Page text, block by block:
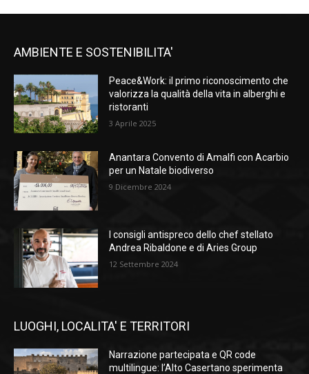
AMBIENTE E SOSTENIBILITA'
Peace&Work: il primo riconoscimento che
valorizza la qualità della vita in alberghi e
ristoranti
3 Aprile 2025
Anantara Convento di Amalfi con Acarbio
per un Natale biodiverso
9 Dicembre 2024
I consigli antispreco dello chef stellato
Andrea Ribaldone e di Aries Group
12 Settembre 2024
LUOGHI, LOCALITA' E TERRITORI
Narrazione partecipata e QR code
multilingue: l’Alto Casertano sperimenta